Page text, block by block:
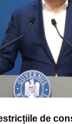
de